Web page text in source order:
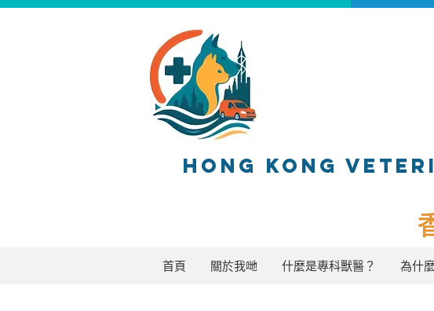
HONG KONG
首頁 關於我哋 什麼是專科獸醫？ 為什